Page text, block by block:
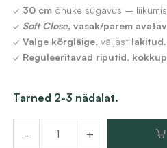
✓ 30 cm õhuke sügavus –
✓ Soft Close, vasak/parem
✓ Valge kõrgläige, väljast lakitud.
✓ Reguleeritavad riputid,
Tarned 2-3 nädalat.
-
Uksega
valamukapp
FARO
+